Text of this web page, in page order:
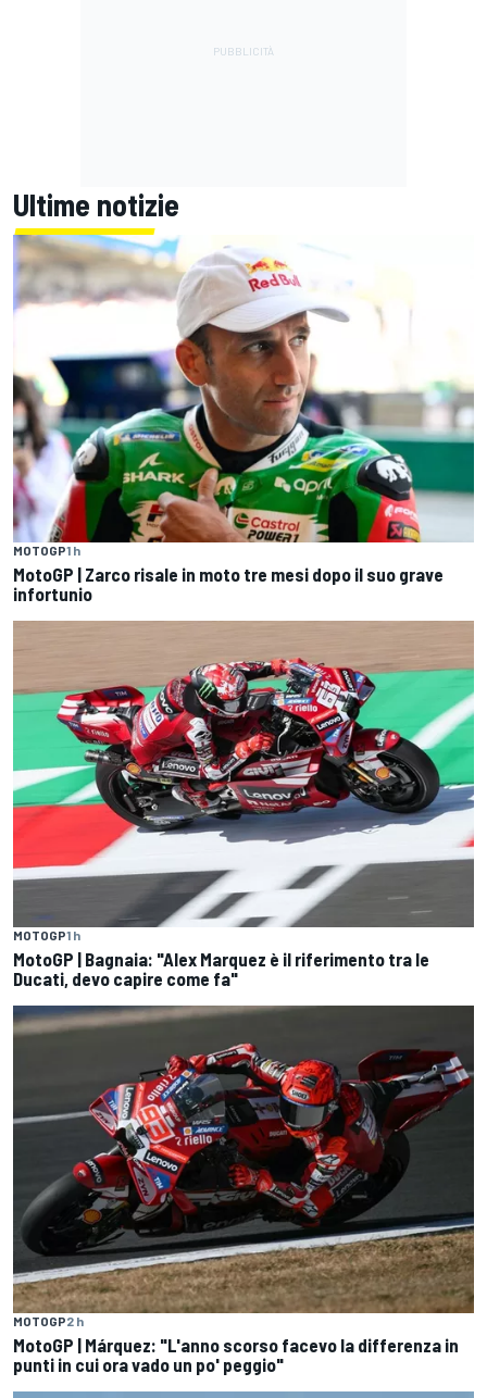
Ultime notizie
MOTOGP1 h
MotoGP | Zarco risale in moto tre mesi dopo il suo grave
infortunio
MOTOGP1 h
MotoGP | Bagnaia: "Alex Marquez è il riferimento tra le
Ducati, devo capire come fa"
MOTOGP2 h
MotoGP | Márquez: "L'anno scorso facevo la differenza in
punti in cui ora vado un po' peggio"